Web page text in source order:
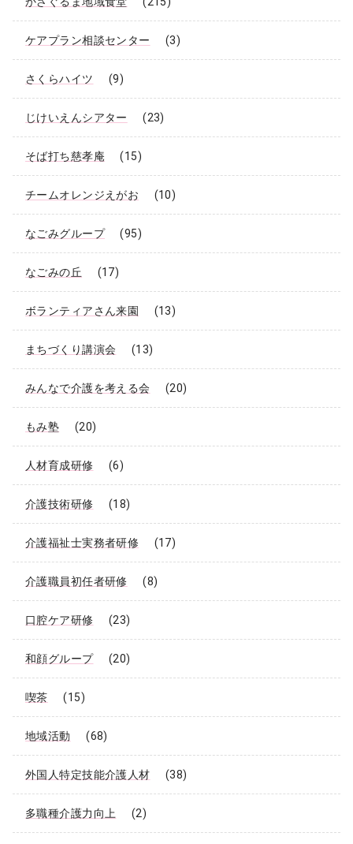
ケアプラン相談センター (3)
さくらハイツ (9)
じけいえんシアター (23)
そば打ち慈孝庵 (15)
チームオレンジえがお (10)
なごみグループ (95)
なごみの丘 (17)
ボランティアさん来園 (13)
まちづくり講演会 (13)
みんなで介護を考える会 (20)
もみ塾 (20)
人材育成研修 (6)
介護技術研修 (18)
介護福祉士実務者研修 (17)
介護職員初任者研修 (8)
口腔ケア研修 (23)
和顔グループ (20)
喫茶 (15)
地域活動 (68)
外国人特定技能介護人材 (38)
多職種介護力向上 (2)